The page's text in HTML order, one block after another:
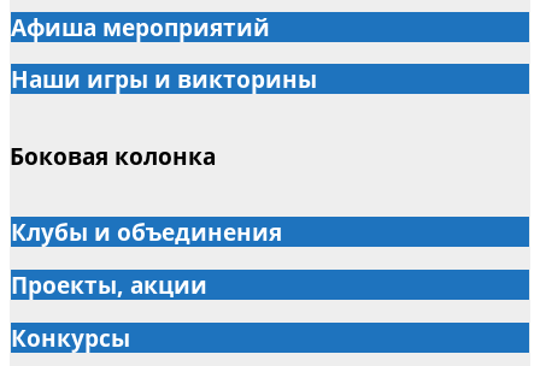
Афиша мероприятий
Наши игры и викторины
Боковая колонка
Клубы и объединения
Проекты, акции
Конкурсы